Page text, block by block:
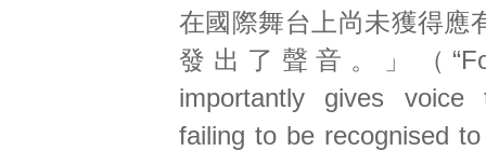
在國際舞台上尚未獲得應
發出了聲音。」（
importantly gives
failing to be recognised